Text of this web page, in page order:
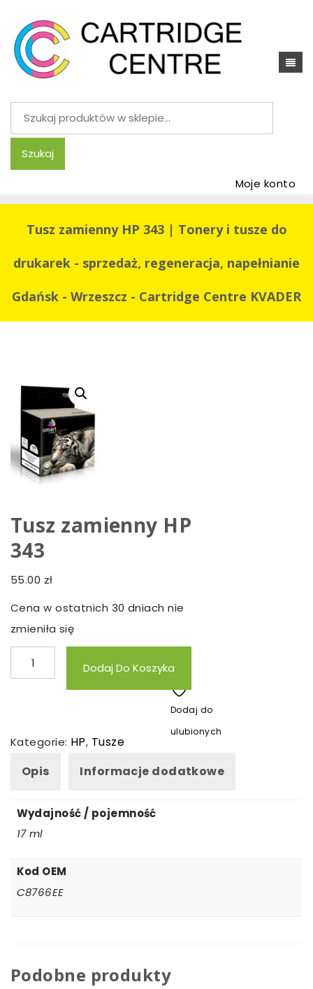
Szukaj:
Szukaj
Moje konto
Tusz zamienny HP 343 | Tonery i tusze do
drukarek - sprzedaż, regeneracja, napełnianie
Gdańsk - Wrzeszcz - Cartridge Centre KVADER
Tusz zamienny HP
343
55.00 zł
Cena w ostatnich 30 dniach nie
zmieniła się
ilość
Tusz
343
Dodaj Do Koszyka
Dodaj do
ulubionych
Kategorie: HP, Tusze
Opis
Informacje dodatkowe
Wydajność / pojemność
17 ml
Kod OEM
C8766EE
Podobne produkty